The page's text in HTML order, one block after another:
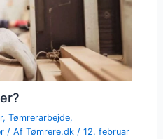
,Tømrerarbejde,
/ AfTømrere.dk /12. februar